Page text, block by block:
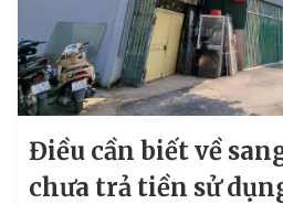
Điều cần biết về
chưa trả tiền sử